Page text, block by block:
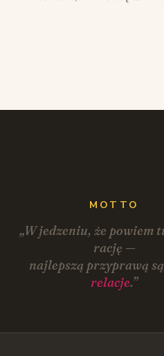
MOTTO
„W jedzeniu, że powiem
rację —
najlepszą przyprawą są
relacje.”